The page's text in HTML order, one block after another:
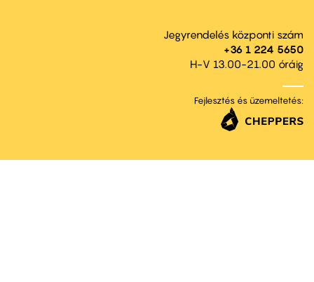
Jegyrendelés központi szám
+36 1 224 5650
H-V 13.00-21.00 óráig
Fejlesztés és üzemeltetés: